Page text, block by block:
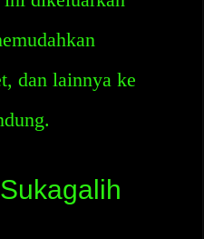
dan lainnya ke